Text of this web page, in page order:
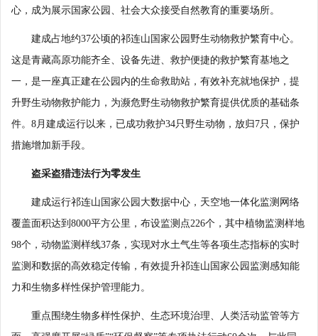
心，成为展示国家公园、社会大众接受自然教育的重要场所。
建成占地约37公顷的祁连山国家公园野生动物救护繁育中心。
这是青藏高原功能齐全、设备先进、救护便捷的救护繁育基地之
一，是一座真正建在公园内的生命救助站，有效补充就地保护，提
升野生动物救护能力，为濒危野生动物救护繁育提供优质的基础条
件。8月建成运行以来，已成功救护34只野生动物，放归7只，保护
措施增加新手段。
盗采盗猎违法行为零发生
建成运行祁连山国家公园大数据中心，天空地一体化监测网络
覆盖面积达到8000平方公里，布设监测点226个，其中植物监测样地
98个，动物监测样线37条，实现对水土气生等各项生态指标的实时
监测和数据的高效稳定传输，有效提升祁连山国家公园监测感知能
力和生物多样性保护管理能力。
重点围绕生物多样性保护、生态环境治理、人类活动监管等方